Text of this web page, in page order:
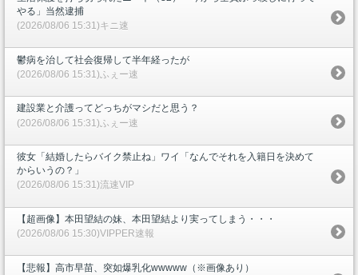
やる」当然逮捕
(2026/08/06 15:31)キニ速
鬱病を治して社会復帰して半年経ったが
(2026/08/06 15:31)ふぇー速
建設業と介護ってどっちがマシだと思う？
(2026/08/06 15:31)ふぇー速
彼女「結婚したらバイク禁止ね」ワイ「なんでそれを入籍日を決めて
からいうの？」
(2026/08/06 15:31)流速VIP
【超画像】本田望結の妹、本田望結より実ってしまう・・・
(2026/08/06 15:30)VIPPER速報
【悲報】高市早苗、突如爆乳化wwwww（※画像あり）